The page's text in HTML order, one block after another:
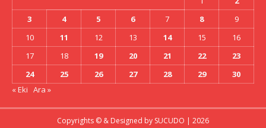
3
4 5 6 7 8
9
10
11 12 13 14 15
16
17
18 19 20 21 22
23
24
25 26 27 28 29
30
« Eki Ara »
Copyrights © & Designed by SUCUDO | 2026